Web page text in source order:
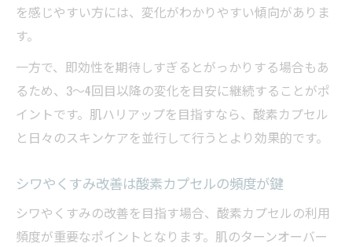
を感じやすい方には、変化がわかりやすい傾向がありま
す。
一方で、即効性を期待しすぎるとがっかりする場合もあ
るため、3～4回目以降の変化を目安に継続することがポ
イントです。肌ハリアップを目指すなら、酸素カプセル
と日々のスキンケアを並行して行うとより効果的です。
シワやくすみ改善は酸素カプセルの頻度が鍵
シワやくすみの改善を目指す場合、酸素カプセルの利用
頻度が重要なポイントとなります。肌のターンオーバー